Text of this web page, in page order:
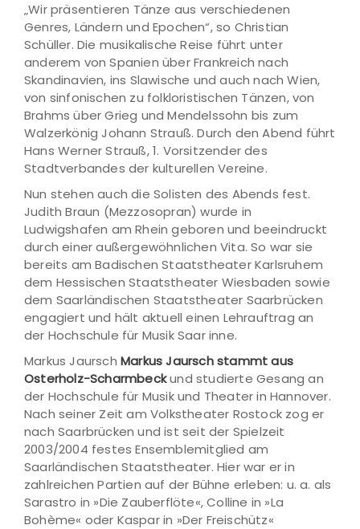
„Wir präsentieren Tänze aus verschiedenen
Genres, Ländern und Epochen“, so Christian
Schüller. Die musikalische Reise führt unter
anderem von Spanien über Frankreich nach
Skandinavien, ins Slawische und auch nach Wien,
von sinfonischen zu folkloristischen Tänzen, von
Brahms über Grieg und Mendelssohn bis zum
Walzerkönig Johann Strauß. Durch den Abend führt
Hans Werner Strauß, 1. Vorsitzender des
Stadtverbandes der kulturellen Vereine.
Nun stehen auch die Solisten des Abends fest.
Judith Braun (Mezzosopran) wurde in
Ludwigshafen am Rhein geboren und beeindruckt
durch einer außergewöhnlichen Vita. So war sie
bereits am Badischen Staatstheater Karlsruhem
dem Hessischen Staatstheater Wiesbaden sowie
dem Saarländischen Staatstheater Saarbrücken
engagiert und hält aktuell einen Lehrauftrag an
der Hochschule für Musik Saar inne.
Markus Jaursch Markus Jaursch stammt aus
Osterholz-Scharmbeckund studierte Gesang an
der Hochschule für Musik und Theater in Hannover.
Nach seiner Zeit am Volkstheater Rostock zog er
nach Saarbrücken und ist seit der Spielzeit
2003/2004 festes Ensemblemitglied am
Saarländischen Staatstheater. Hier war er in
zahlreichen Partien auf der Bühne erleben: u. a. als
Sarastro in »Die Zauberflöte«, Colline in »La
Bohème« oder Kaspar in »Der Freischütz«